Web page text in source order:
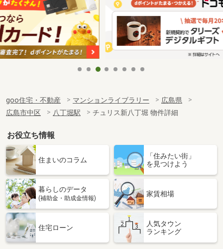
goo住宅・不動産 マンションライブラリー
広島県
広島市中区
八丁堀駅 チュリス新八丁堀 物件詳細
お役立ち情報
住まいのコラム
「住みたい街」
を見つけよう
暮らしのデータ
(補助金・助成金情報)
家賃相場
住宅ローン
人気タウン
ランキング